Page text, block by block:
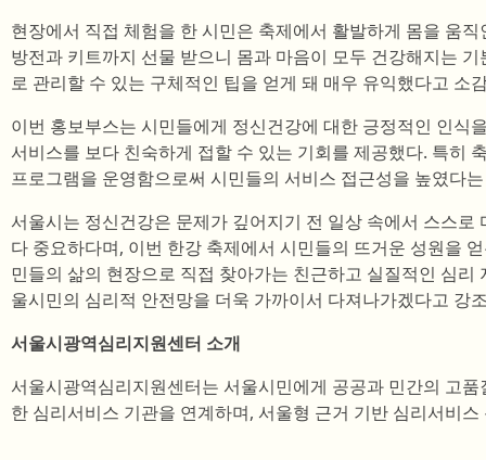
현장에서 직접 체험을 한 시민은 축제에서 활발하게 몸을 움
방전과 키트까지 선물 받으니 몸과 마음이 모두 건강해지는
로 관리할 수 있는 구체적인 팁을 얻게 돼 매우 유익했다고 소
이번 홍보부스는 시민들에게 정신건강에 대한 긍정적인 인식
서비스를 보다 친숙하게 접할 수 있는 기회를 제공했다. 특히
프로그램을 운영함으로써 시민들의 서비스 접근성을 높였다
서울시는 정신건강은 문제가 깊어지기 전 일상 속에서 스스
다 중요하다며, 이번 한강 축제에서 시민들의 뜨거운 성원을
민들의 삶의 현장으로 직접 찾아가는 친근하고 실질적인 심
울시민의 심리적 안전망을 더욱 가까이서 다져나가겠다고 강
서울시광역심리지원센터 소개
서울시광역심리지원센터는 서울시민에게 공공과 민간의 고
한 심리서비스 기관을 연계하며, 서울형 근거 기반 심리서비